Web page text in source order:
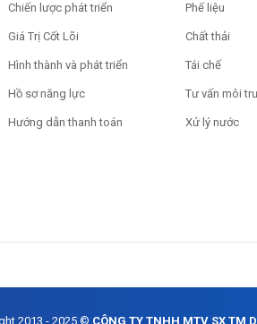
Chiến lược phát triển
Giá Trị Cốt Lõi
Hình thành và phát triển
Hồ sơ năng lực
Hướng dẫn thanh toán
Phế liệu
Chất thải
Tái chế
Tư vấn môi
Xử lý nước
2013 - 2025 © CÔNG TY TNHH MTV SX TM